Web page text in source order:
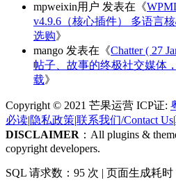
mpweixin用户 发表在《
v4.9.6（核心插件） 多语言
选购》
mango 发表在《Chatter ( 27
帖子、故事的终极社交媒体
载》
Copyright © 2021 芒果运营 ICP证:
必读|隐私政策|联系我们/Contact Us|
DISCLAIMER ：All plugins &
copyright developers.
SQL 请求数：95 次 | 页面生成耗时